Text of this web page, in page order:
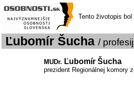
Tento životopis
Ľubomír Šucha /
MUDr. Ľubomír Šucha
prezident Regionálnej komory